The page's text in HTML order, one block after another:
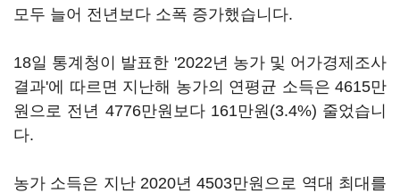
모두 늘어 전년보다 소폭 증가했습니다.
18일 통계청이 발표한 '2022년 농가 및 어가경제조사
결과'에 따르면 지난해 농가의 연평균 소득은 4615만
원으로 전년 4776만원보다 161만원(3.4%) 줄었습니
다.
농가 소득은 지난 2020년 4503만원으로 역대 최대를